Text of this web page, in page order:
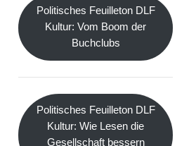
Politisches Feuilleton DLF
Kultur: Vom Boom der
Buchclubs
Politisches Feuilleton DLF
Kultur: Wie Lesen die
Gesellschaft bessern